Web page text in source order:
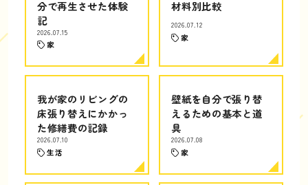
分で再生させた体験
記
2026.07.15
家
材料別比較
2026.07.12
家
我が家のリビングの
床張り替えにかかっ
た修繕費の記録
2026.07.10
生活
壁紙を自分で張り替
えるための基本と道
具
2026.07.08
家